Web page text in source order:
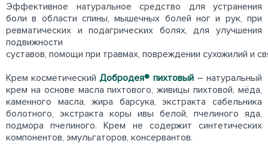
Эффективное натуральное средство для устранения
боли в области спины, мышечных болей ног и рук, при
ревматических и подагрических болях, для улучшения
подвижности
суставов, помощи при травмах, повреждении сухожилий и
Крем косметическийДобродея® пихтовый– натуральный
крем на основе масла пихтового, живицы пихтовой, мёда,
каменного масла, жира барсука, экстракта сабельника
болотного, экстракта коры ивы белой, пчелиного яда,
подмора пчелиного. Крем не содержит синтетических
компонентов, эмульгаторов, консервантов.